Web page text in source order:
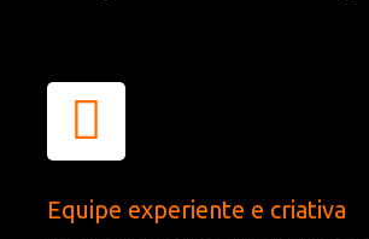
Equipe experiente e criativa